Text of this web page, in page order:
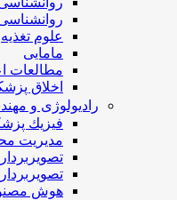
علوم تغذیه
مامایی
مطالعات
اخلاق
رادیولوژی و
فيزيك
مدیریت
هوش